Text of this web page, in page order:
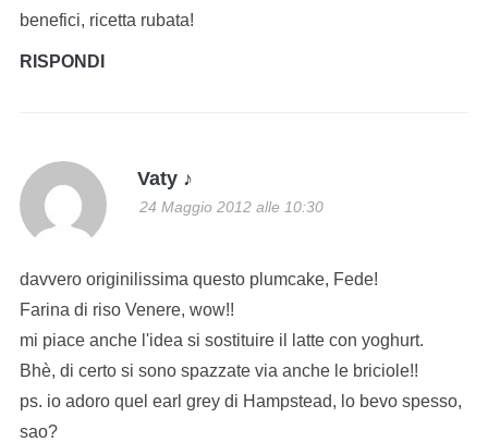
benefici, ricetta rubata!
RISPONDI
Vaty ♪
24 Maggio 2012 alle 10:30
davvero originilissima questo plumcake, Fede!
Farina di riso Venere, wow!!
mi piace anche l'idea si sostituire il latte con yoghurt.
Bhè, di certo si sono spazzate via anche le briciole!!
ps. io adoro quel earl grey di Hampstead, lo bevo spesso,
sao?